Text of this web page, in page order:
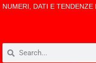
NUMERI, DATI E TENDENZE